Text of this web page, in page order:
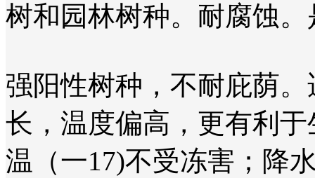
树和园林树种。耐腐蚀
强阳性树种，不耐庇荫
长，温度偏高，更有利
温（一17)不受冻害；降